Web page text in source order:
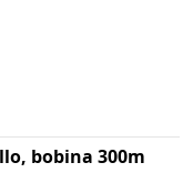
bobina 300m